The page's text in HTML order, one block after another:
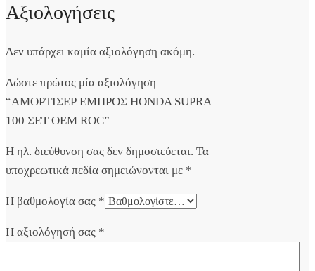
Αξιολογήσεις
Δεν υπάρχει καμία αξιολόγηση ακόμη.
Δώστε πρώτος μία αξιολόγηση
“ΑΜΟΡΤΙΣΕΡ ΕΜΠΡΟΣ HONDA SUPRA
100 ΣΕΤ OEM ROC”
Η ηλ. διεύθυνση σας δεν δημοσιεύεται. Τα
υποχρεωτικά πεδία σημειώνονται με *
Η βαθμολογία σας *
Η αξιολόγησή σας *